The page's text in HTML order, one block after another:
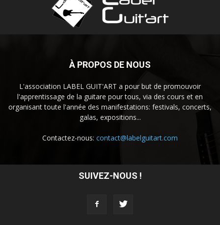
À PROPOS DE NOUS
L'association LABEL GUIT'ART a pour but de promouvoir
l'apprentissage de la guitare pour tous, via des cours et en
organisant toute l'année des manifestations: festivals, concerts,
galas, expositions...
Contactez-nous: contact@labelguitart.com
SUIVEZ-NOUS !